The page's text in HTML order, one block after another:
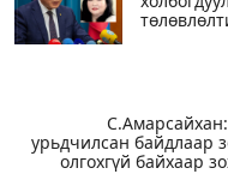
урьдчилсан байдлаар
олгохгүй байхаар